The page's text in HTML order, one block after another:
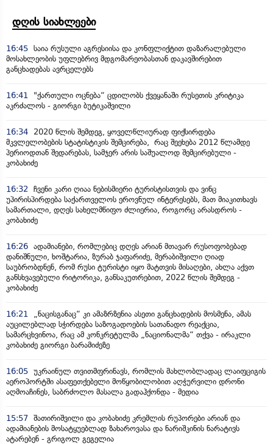
დღის სიახლეები
16:45 საია რუსული აგრესიისა და კონფლიქტით დაზარალებული
მოსახლეობის უფლებრივ მდგომარეობასთან დაკავშირებით
განცხადებას ავრცელებს
16:41
"ქართული ოცნება“ ცდილობს ქვეყანაში რუსეთის კრიტიკა
აკრძალოს - გიორგი ბუტიკაშვილი
16:34
2020 წლის შემდეგ, ყოველწლიურად ფიქსირდება
მკვლელობების სტატისტიკის შემცირება, რაც შეეხება 2012 წლამდე
პერიოდთან შედარებას, სამჯერ არის საშუალოდ შემცირებული -
კობახიძე
16:32 ჩვენი კარი ღიაა ნებისმიერი ტურისტისთვის და ვინც
უპირისპირდება საქართველოს ეროვნულ ინტერესებს, მათ მიაკითხავს
სამართალი, დღეს სახელმწიფო ძლიერია, როგორც არასდროს -
კობახიძე
16:26 ადამიანები, რომლებიც დღეს არიან მთავარ რუსოფობებად
დანიშნული, ხოშტარია, ზურაბ ჯაფარიძე, მერაბიშვილი ღიად
საუბრობდნენ, რომ რუსი ტურისტი იყო მატთვის მისაღები, ახლა აქვთ
განსხვავებული რიტორიკა, განსაკუთრებით, 2022 წლის შემდეგ -
კობახიძე
16:21
„ნაცისგანაც“ კი ამაზრზენია ასეთი განცხადების მოსმენა, ამას
აუცილებლად სჭირდება საზოგადოების სათანადო რეაქცია,
სამარცხვინოა, რაც ამ კონკრეტულმა „ნაციონალმა“ თქვა - ირაკლი
კობახიძე გიორგი ბარამიძეზე
16:05 უკრაინულ თვითმფრინავს, რომლის მახლობლადაც ლაიფციგის
აეროპორტში ასაფეთქებელი მოწყობილობით აღჭურვილი დრონი
აღმოაჩინეს, საბრძოლო მასალა გადაჰქონდა - მედია
15:57 შათირიშვილი და კობახიძე კრემლის რუპორები არიან და
ადამიანების მოსატყუებლად ზახაროვასა და ნარიშკინის ნარატივს
ატარებენ - გრიგოლ გეგელია